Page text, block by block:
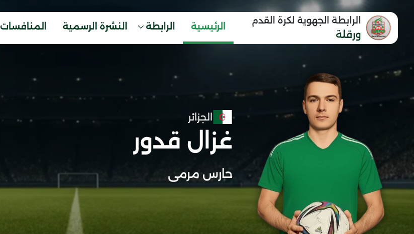
الرابطة الجهوية لكرة القدم
ورقلة
الرئيسية الرابطة النشرة الرسمية المنافسات
الجزائر
غزال قدور
حارس مرمى